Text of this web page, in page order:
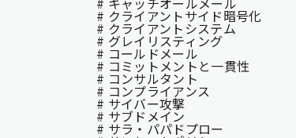
# クライアントサイド暗号化
# クライアントシステム
# グレイリスティング
# コールドメール
# コミットメントと一貫性
# コンサルタント
# コンプライアンス
# サイバー攻撃
# サブドメイン
# サラ・パパドプロー